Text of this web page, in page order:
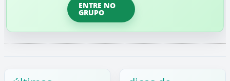
ENTRE NO
GRUPO